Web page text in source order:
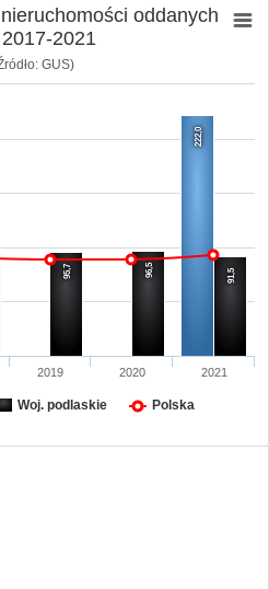
GUS)
222,0
95,7 96,5 91,5
2019 2020 2021
oddanych
2021
Woj. podlaskie Polska